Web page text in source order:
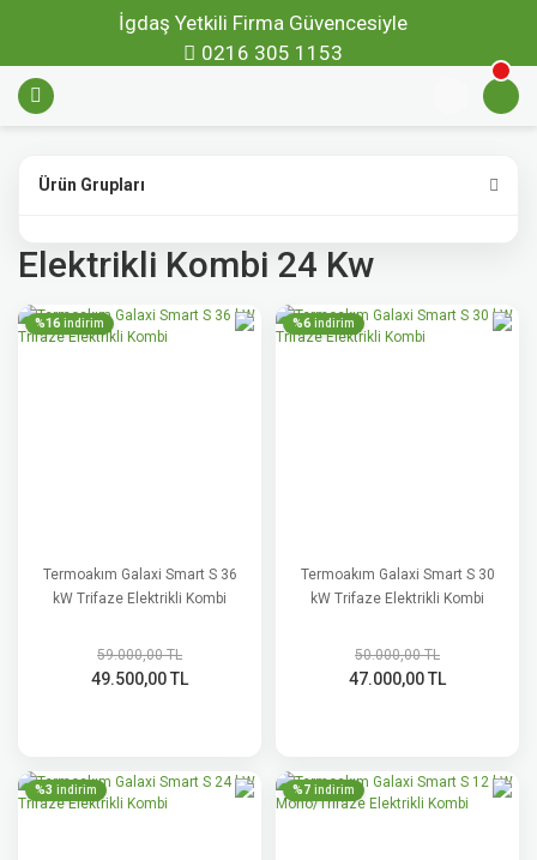
İgdaş Yetkili Firma Güvencesiyle
0216 305 1153
Ürün Grupları
Elektrikli Kombi 24 Kw
%16 indirim
Termoakım Galaxi Smart S 36
kW Trifaze Elektrikli Kombi
59.000,00 TL
49.500,00 TL
%6 indirim
Termoakım Galaxi Smart S 30
kW Trifaze Elektrikli Kombi
50.000,00 TL
47.000,00 TL
%3 indirim %7 indirim